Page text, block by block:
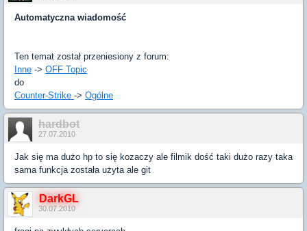
Automatyczna wiadomość
Ten temat został przeniesiony z forum:
Inne -> OFF Topic
do
Counter-Strike -> Ogólne
hardbot
27.07.2010
Jak się ma dużo hp to się kozaczy ale filmik dość taki dużo razy taka
sama funkcja została użyta ale git
DarkGL
30.07.2010